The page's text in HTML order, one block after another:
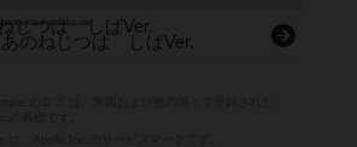
anonejitsuha shiba.ver
あのねじつは しばVer.